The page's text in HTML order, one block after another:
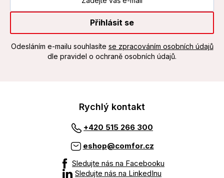
Přihlásit se
Odesláním e-mailu souhlasíte se zpracováním osobních údajů
dle pravidel o ochraně osobních údajů.
Rychlý kontakt
+420 515 266 300
eshop@comfor.cz
Sledujte nás na Facebooku
Sledujte nás na LinkedInu